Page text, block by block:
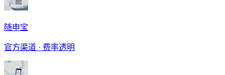
随申宝
官方渠道 · 费率透明